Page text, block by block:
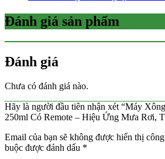
Đánh giá sản phẩm
Đánh giá
Chưa có đánh giá nào.
Hãy là người đầu tiên nhận xét “Máy
250ml Có Remote – Hiệu Ứng Mưa Rơi,
Email của bạn sẽ không được hiển thị
buộc được đánh dấu *